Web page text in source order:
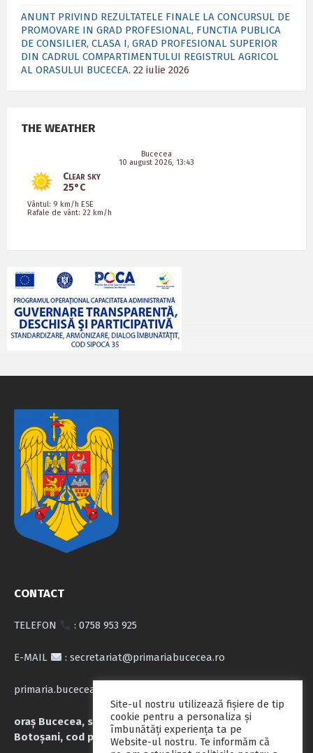
ANUNT PRIVIND REZULTATELE FINALE LA CONCURSUL DE
PROMOVARE IN GRAD PROFESIONAL, FUNCTIA PUBLICA
DE CONSILIER, CLASA I, GRAD PROFESIONAL SUPERIOR
DIN CADRUL COMPARTIMENTULUI REGISTRUL AGRICOL
AL ORASULUI BUCECEA. 22 iulie 2026
THE WEATHER
Bucecea
10 august 2026, 13:43
Clear sky
25°C
Vântul: 9 km/h ESE
Rafale de vânt: 22 km/h
CONTACT
TELEFON : 0758 953 925
E-MAIL : secretariat@primariabucecea.ro
primaria.bucecea@yahoo.com
oraș Bucecea, str. Calea Națională nr.71, județul
Botoșani, cod poștal 717045
Site-ul nostru utilizează fişiere de tip
cookie pentru a personaliza și
îmbunătăți experiența ta pe
Website-ul nostru. Te informăm că